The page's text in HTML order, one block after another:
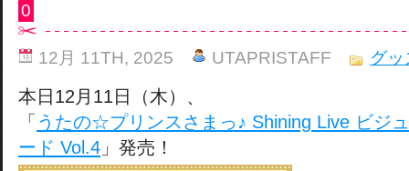
0
12月 11TH, 2025 UTAPRISTAFF グ
本日12月11日（木）、
「 うたの☆プリンスさまっ♪ Shining Live ビジ
ード Vol.4 」発売！